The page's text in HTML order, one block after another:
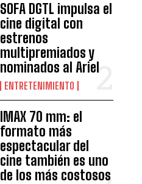
SOFA DGTL impulsa el
cine digital con
estrenos
multipremiados y
nominados al Ariel
ENTRETENIMIENTO
IMAX 70 mm: el
formato más
espectacular del
cine también es uno
de los más costosos